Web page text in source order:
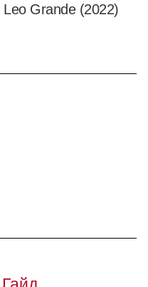
Grande (2022)